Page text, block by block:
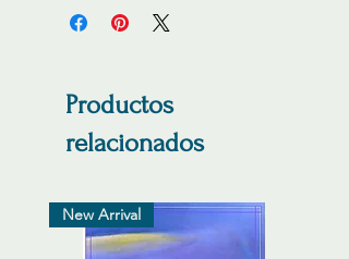
Productos
relacionados
New Arrival